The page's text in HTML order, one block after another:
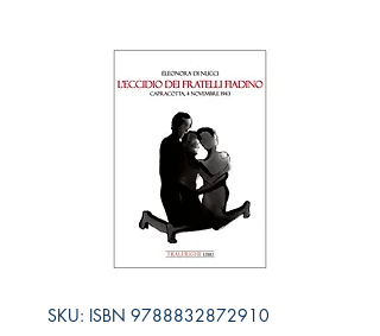
SKU: ISBN 9788832872910